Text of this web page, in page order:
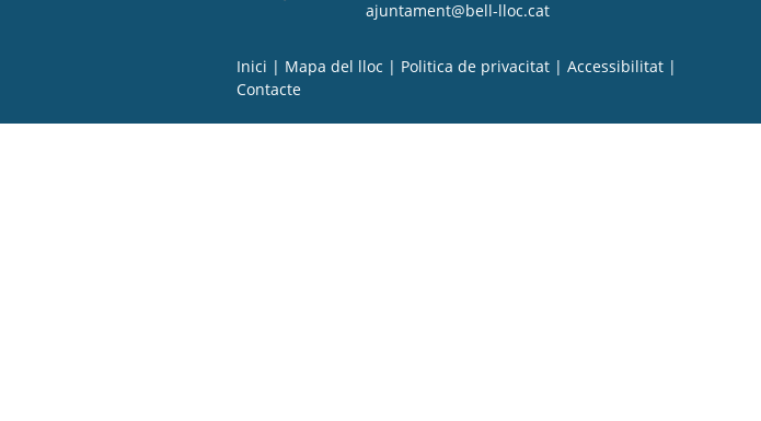
ajuntament@bell-lloc.cat
Inici | Mapa del lloc | Politica de privacitat | Accessibilitat |
Contacte